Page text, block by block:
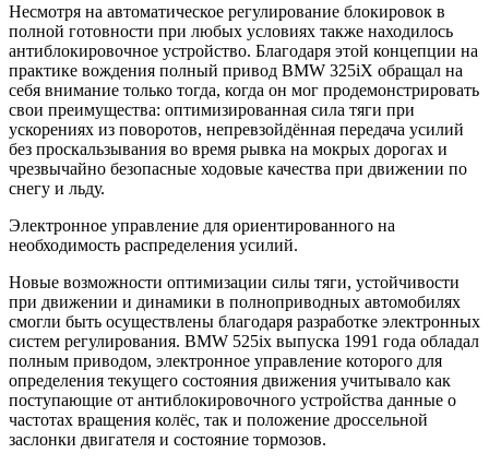
Несмотря на автоматическое регулирование блокировок в
полной готовности при любых условиях также находилось
антиблокировочное устройство. Благодаря этой концепции на
практике вождения полный привод BMW 325iX обращал на
себя внимание только тогда, когда он мог продемонстрировать
свои преимущества: оптимизированная сила тяги при
ускорениях из поворотов, непревзойдённая передача усилий
без проскальзывания во время рывка на мокрых дорогах и
чрезвычайно безопасные ходовые качества при движении по
снегу и льду.
Электронное управление для ориентированного на
необходимость распределения усилий.
Новые возможности оптимизации силы тяги, устойчивости
при движении и динамики в полноприводных автомобилях
смогли быть осуществлены благодаря разработке электронных
систем регулирования. BMW 525ix выпуска 1991 года обладал
полным приводом, электронное управление которого для
определения текущего состояния движения учитывало как
поступающие от антиблокировочного устройства данные о
частотах вращения колёс, так и положение дроссельной
заслонки двигателя и состояние тормозов.